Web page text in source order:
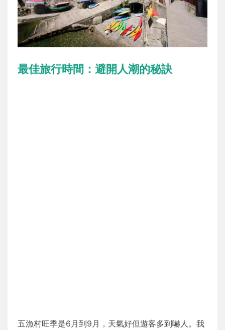
最佳旅行時間：避開人潮的秘訣
五漁村旺季是6月到9月，天氣好但遊客多到嚇人。我